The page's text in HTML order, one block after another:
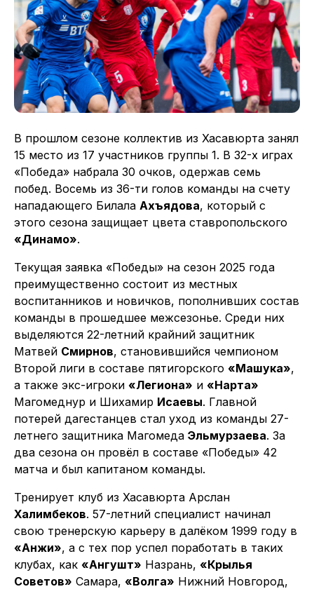
В прошлом сезоне коллектив из Хасавюрта занял
15 место из 17 участников группы 1. В 32-х играх
«Победа» набрала 30 очков, одержав семь
побед. Восемь из 36-ти голов команды на счету
нападающего Билала Ахъядова, который с
этого сезона защищает цвета ставропольского
«Динамо».
Текущая заявка «Победы» на сезон 2025 года
преимущественно состоит из местных
воспитанников и новичков, пополнивших состав
команды в прошедшее межсезонье. Среди них
выделяются 22-летний крайний защитник
Матвей Смирнов, становившийся чемпионом
Второй лиги в составе пятигорского «Машука»,
а также экс-игроки «Легиона» и «Нарта»
Магомеднур и Шихамир Исаевы. Главной
потерей дагестанцев стал уход из команды 27-
летнего защитника Магомеда Эльмурзаева. За
два сезона он провёл в составе «Победы» 42
матча и был капитаном команды.
Тренирует клуб из Хасавюрта Арслан
Халимбеков. 57-летний специалист начинал
свою тренерскую карьеру в далёком 1999 году в
«Анжи», а с тех пор успел поработать в таких
клубах, как «Ангушт» Назрань, «Крылья
Советов» Самара, «Волга» Нижний Новгород,